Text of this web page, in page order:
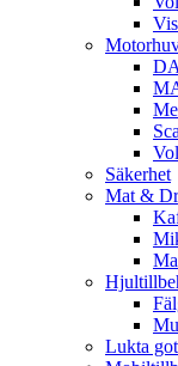
Säkerhet
Mat &
Lukta